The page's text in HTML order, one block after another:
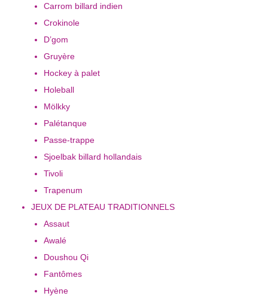
Carrom billard indien
Crokinole
D’gom
Gruyère
Hockey à palet
Holeball
Mölkky
Palétanque
Passe-trappe
Sjoelbak billard hollandais
Tivoli
Trapenum
JEUX DE PLATEAU TRADITIONNELS
Assaut
Awalé
Doushou Qi
Fantômes
Hyène